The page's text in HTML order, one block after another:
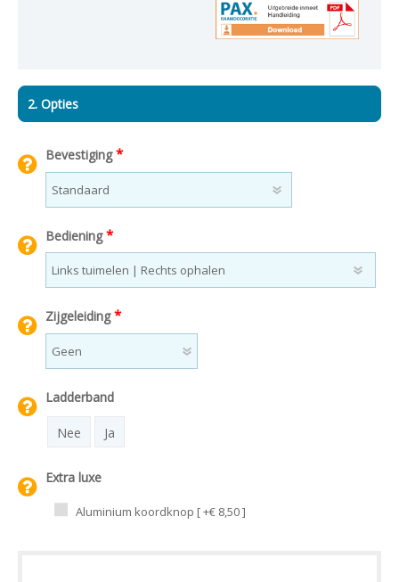
2. Opties
Bevestiging*
Bediening*
Zijgeleiding*
Ladderband
Nee Ja
Extra luxe
Aluminium koordknop [ +€ 8,50 ]